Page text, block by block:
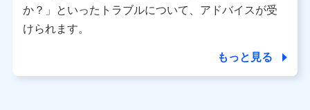
※ dポイントクラブ会員ではないお客さま（2019年12月11
日以降、一度もdポイントクラブ会員であったことがないお
個人データは、こちら の利用目的の範囲内に限って共同利
用します。
か？」といったトラブルについて、アドバイスが受
けられます。
もっと見る